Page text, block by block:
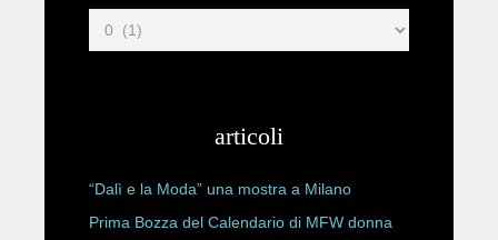
articoli
“Dalì e la Moda” una mostra a Milano
Prima Bozza del Calendario di MFW donna